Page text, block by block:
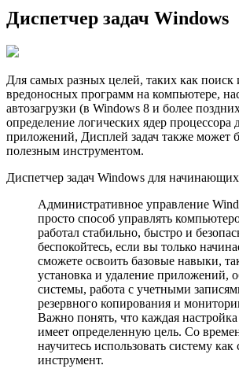
Диспетчер задач Windows
Для самых разных целей, таких как поиск
вредоносных программ на компьютере,
автозагрузки (в Windows 8 и более
определение логических ядер процессора
приложений, Дисплей задач также может
полезным инструментом.
Диспетчер задач Windows для начинающих
Административное управление
просто способ управлять
работал стабильно, быстро и
беспокойтесь, если вы только
сможете освоить базовые навыки,
установка и удаление приложений,
системы, работа с учетными
резервного копирования и
Важно понять, что каждая настройка
имеет определенную цель. Со
научитесь использовать систему
инструмент.